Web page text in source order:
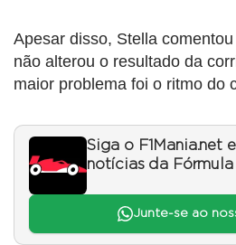
Apesar disso, Stella
não alterou o resultado da
maior problema foi o ritmo do
Siga o F1Mania.net
notícias da
Junte-se ao